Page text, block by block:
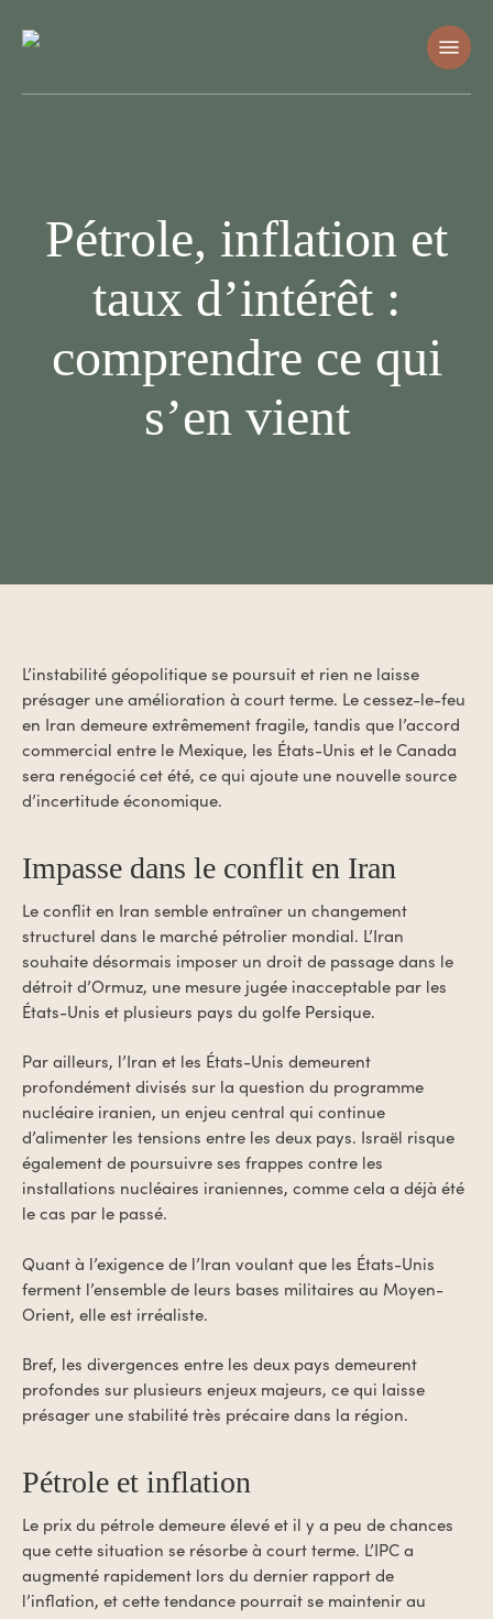
Menu
Pétrole, inflation et
taux d’intérêt :
comprendre ce qui
s’en vient
L’instabilité géopolitique se poursuit et rien ne laisse
présager une amélioration à court terme. Le cessez-le-feu
en Iran demeure extrêmement fragile, tandis que l’accord
commercial entre le Mexique, les États-Unis et le Canada
sera renégocié cet été, ce qui ajoute une nouvelle source
d’incertitude économique.
Impasse dans le conflit en Iran
Le conflit en Iran semble entraîner un changement
structurel dans le marché pétrolier mondial. L’Iran
souhaite désormais imposer un droit de passage dans le
détroit d’Ormuz, une mesure jugée inacceptable par les
États-Unis et plusieurs pays du golfe Persique.
Par ailleurs, l’Iran et les États-Unis demeurent
profondément divisés sur la question du programme
nucléaire iranien, un enjeu central qui continue
d’alimenter les tensions entre les deux pays. Israël risque
également de poursuivre ses frappes contre les
installations nucléaires iraniennes, comme cela a déjà été
le cas par le passé.
Quant à l’exigence de l’Iran voulant que les États-Unis
ferment l’ensemble de leurs bases militaires au Moyen-
Orient, elle est irréaliste.
Bref, les divergences entre les deux pays demeurent
profondes sur plusieurs enjeux majeurs, ce qui laisse
présager une stabilité très précaire dans la région.
Pétrole et inflation
Le prix du pétrole demeure élevé et il y a peu de chances
que cette situation se résorbe à court terme. L’IPC a
augmenté rapidement lors du dernier rapport de
l’inflation, et cette tendance pourrait se maintenir au